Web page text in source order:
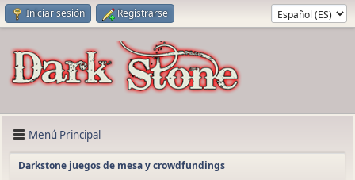
Iniciar sesión Registrarse
Menú Principal
Darkstone juegos de mesa y crowdfundings